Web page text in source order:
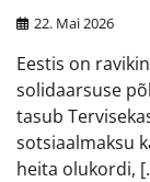
22. Mai 2026
Eestis on
solidaarsuse
tasub
sotsiaalmaksu
heita olukordi,